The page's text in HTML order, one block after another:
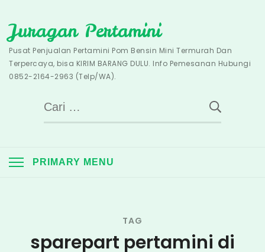
to
content
Juragan Pertamini
Pusat Penjualan Pertamini Pom Bensin Mini Termurah Dan
Terpercaya, bisa KIRIM BARANG DULU. Info Pemesanan Hubungi
0852-2164-2963 (Telp/WA).
Cari
untuk:
PRIMARY MENU
TAG
sparepart pertamini di